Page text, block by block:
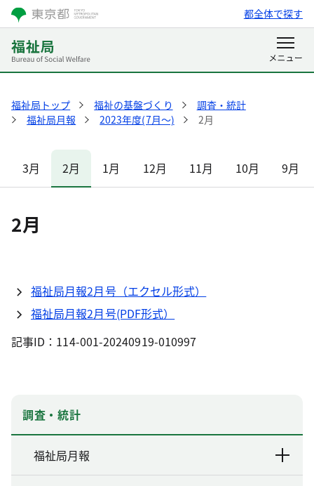
都全体で探す
福祉局トップ 福祉の基盤づくり
調査・統計
福祉局月報
2023年度(7月～) 2月
3月 2月 1月 12月 11月 10月 9月
2月
福祉局月報2月号（エクセル形式）
福祉局月報2月号(PDF形式）
記事ID：114-001-20240919-010997
調査・統計
福祉局月報